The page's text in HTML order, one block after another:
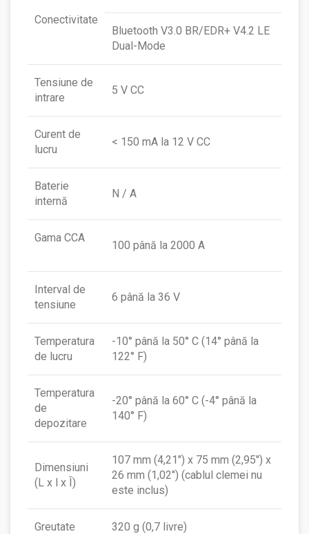
Conectivitate
Bluetooth V3.0 BR/EDR+ V4.2 LE
Dual-Mode
Tensiune de
intrare
5 V CC
Curent de
lucru
< 150 mA la 12 V CC
Baterie
internă
N / A
Gama CCA
100 până la 2000 A
Interval de
tensiune
6 până la 36 V
Temperatura
de lucru
-10° până la 50° C (14° până la
122° F)
Temperatura
de
depozitare
-20° până la 60° C (-4° până la
140° F)
Dimensiuni
(L x l x Î)
107 mm (4,21″) x 75 mm (2,95″) x
26 mm (1,02″) (cablul clemei nu
este inclus)
Greutate 320 g (0,7 livre)